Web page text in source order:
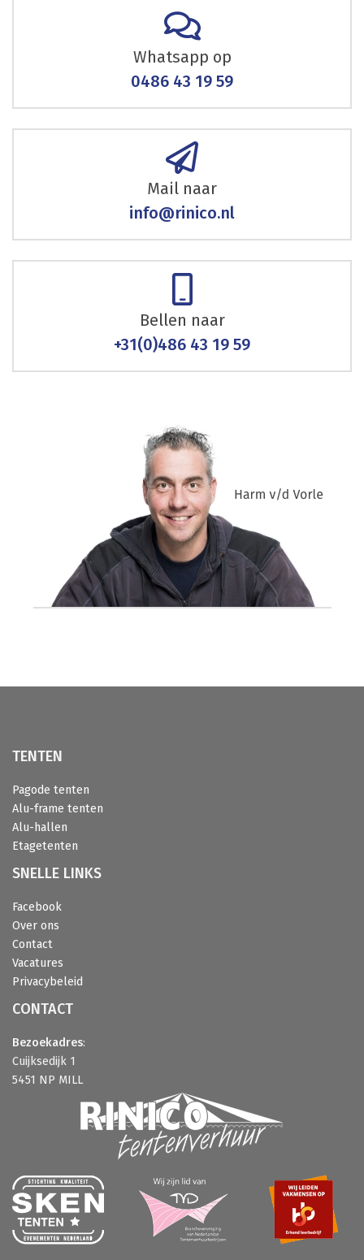
Whatsapp op
0486 43 19 59
Mail naar
info@rinico.nl
Bellen naar
+31(0)486 43 19 59
TENTEN
Pagode tenten
Alu-frame tenten
Alu-hallen
Etagetenten
SNELLE LINKS
Facebook
Over ons
Contact
Vacatures
Privacybeleid
CONTACT
Bezoekadres:
Cuijksedijk 1
5451 NP MILL